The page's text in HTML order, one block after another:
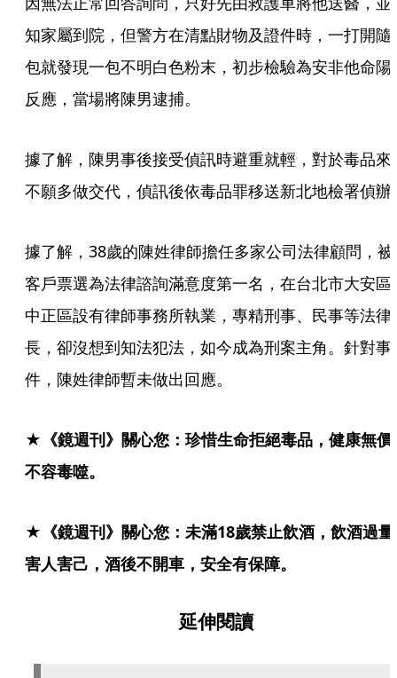
知家屬到院，但警方在清點財物及證件時，一打開隨
包就發現一包不明白色粉末，初步檢驗為安非他命陽
反應，當場將陳男逮捕。
據了解，陳男事後接受偵訊時避重就輕，對於毒品來
不願多做交代，偵訊後依毒品罪移送新北地檢署偵辦
據了解，38歲的陳姓律師擔任多家公司法律顧問，被
客戶票選為法律諮詢滿意度第一名，在台北市大安區
中正區設有律師事務所執業，專精刑事、民事等法律
長，卻沒想到知法犯法，如今成為刑案主角。針對事
件，陳姓律師暫未做出回應。
★《鏡週刊》關心您：珍惜生命拒絕毒品，健康無價
不容毒噬。
★《鏡週刊》關心您：未滿18歲禁止飲酒，飲酒過量
害人害己，酒後不開車，安全有保障。
延伸閱讀